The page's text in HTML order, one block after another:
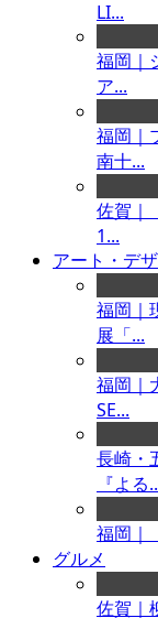
LI...
福岡｜
ア...
福岡｜
南十...
佐賀｜
1...
アート・デ
福岡｜
展「...
福岡｜
SE...
長崎・
『よる
福岡｜
グルメ
佐賀｜